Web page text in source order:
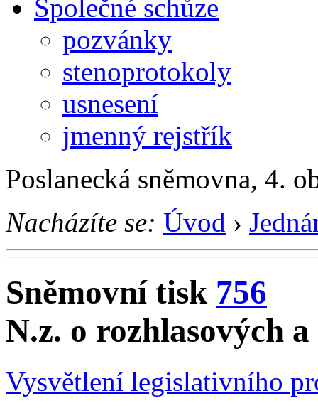
Společné schůze
pozvánky
stenoprotokoly
usnesení
jmenný rejstřík
Poslanecká sněmovna, 4.
Nacházíte se: Úvod ›
Sněmovní tisk 756
N.z. o rozhlasových
Vysvětlení legislativního